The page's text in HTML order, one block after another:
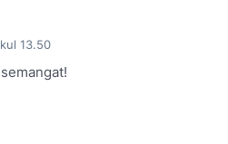
13.50